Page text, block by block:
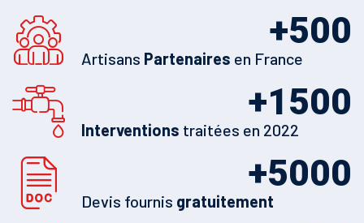
500
+
Artisans Partenaires en France
1500
+
Interventions traitées en 2022
5000
+
Devis fournis gratuitement